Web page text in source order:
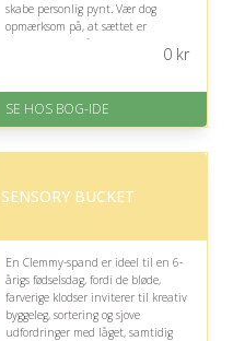
skabe personlig pynt. Vær dog
opmærksom på, at sættet er
anbefalet fra 8 år og derfor kan
På lager
Levering: 1-3 hverdage -
Gratis fragt
på 4.6 ud af 5
0kr
SE HOS BOG-IDE
SENSORY BUCKET
En Clemmy-spand er ideel til en 6-
årigs fødselsdag, fordi de bløde,
farverige klodser inviterer til kreativ
byggeleg, sortering og sjove
udfordringer med låget, samtidig